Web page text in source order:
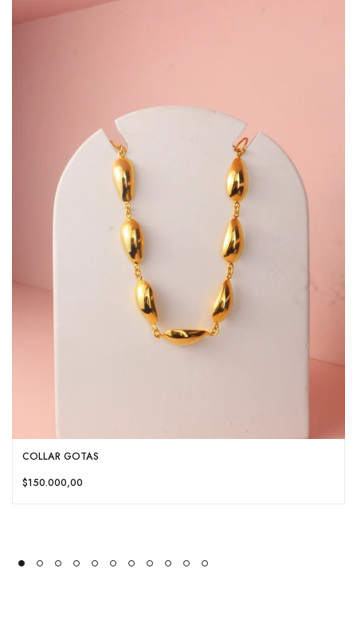
COLLAR GOTAS
$150.000,00